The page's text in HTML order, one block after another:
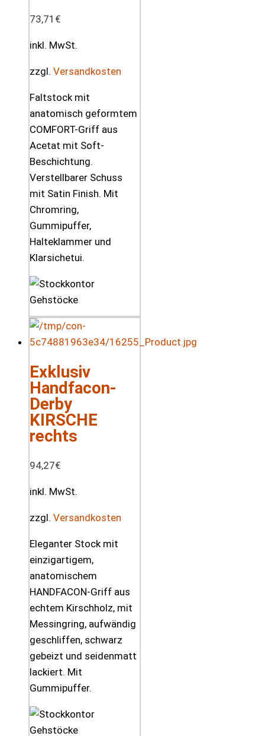
73,71 €
inkl. MwSt.
zzgl. Versandkosten
Faltstock mit
anatomisch geformtem
COMFORT-Griff aus
Acetat mit Soft-
Beschichtung.
Verstellbarer Schuss
mit Satin Finish. Mit
Chromring,
Gummipuffer,
Halteklammer und
Klarsichetui.
Exklusiv
Handfacon-
Derby
KIRSCHE
rechts
94,27€
inkl. MwSt.
zzgl. Versandkosten
Eleganter Stock mit
einzigartigem,
anatomischem
HANDFACON-Griff aus
echtem Kirschholz, mit
Messingring, aufwändig
geschliffen, schwarz
gebeizt und seidenmatt
lackiert. Mit
Gummipuffer.